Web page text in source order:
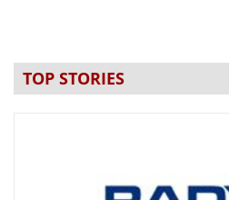
TOP STORIES